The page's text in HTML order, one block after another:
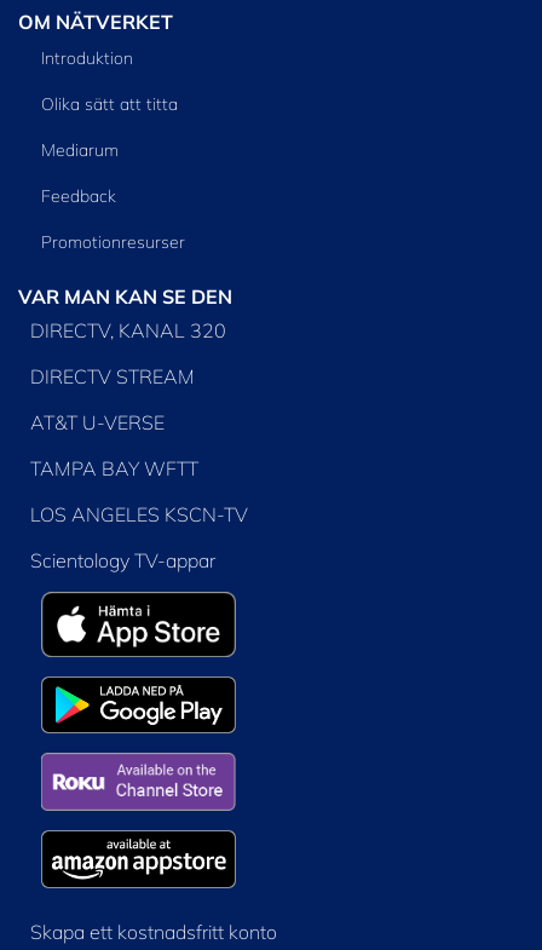
OM NÄTVERKET
Introduktion
Olika sätt att titta
Mediarum
Feedback
Promotionresurser
VAR MAN KAN SE DEN
DIRECTV, KANAL 320
DIRECTV STREAM
AT&T U-VERSE
TAMPA BAY WFTT
LOS ANGELES KSCN-TV
Scientology TV-appar
Skapa ett kostnadsfritt konto